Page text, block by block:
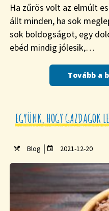
Ha zűrös volt az elmúlt
állt minden, ha sok
sok boldogságot, egy
ebéd mindig jólesik,…
Tovább a
EGYÜNK, HOGY GAZDAGOK
Blog | 2021-12-20